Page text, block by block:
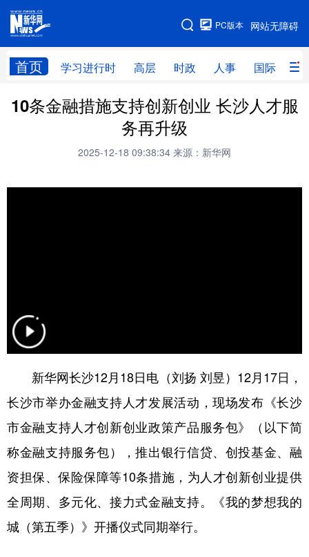
网站无障碍
PC版本
首页 学习进行时 高层 时政 人事 国际 财
网站地图
学习进行时 高层 时政 人事
财经 网评
全球连线
科技 科创 量子 体育
学术中国
彩票 娱乐 时尚 悦读
公益 一带一路 亚太网 上市公司
文化产业
地方频道
北京 天津 河北
10条金融措施支持创新创业 长沙人才服
务再升级
2025-12-18 09:38:34 来源：新华网
新华网长沙12月18日电（刘扬 刘昱）12月17日，
长沙市举办金融支持人才发展活动，现场发布《长沙
市金融支持人才创新创业政策产品服务包》（以下简
称金融支持服务包），推出银行信贷、创投基金、融
资担保、保险保障等10条措施，为人才创新创业提供
全周期、多元化、接力式金融支持。《我的梦想我的
城（第五季）》开播仪式同期举行。